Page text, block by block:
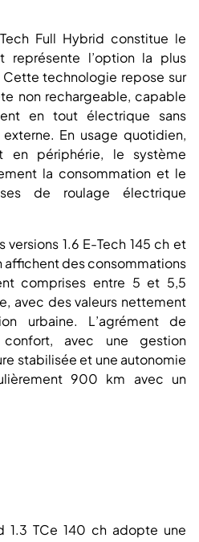
Full Hybrid constitue le
l’option la plus
technologie repose sur
non rechargeable, capable
en tout électrique sans
En usage quotidien,
en périphérie, le système
la consommation et le
de roulage électrique
versions 1.6 E-Tech 145 ch et
affichent des consommations
comprises entre 5 et 5,5
avec des valeurs nettement
urbaine. L’agrément de
avec une gestion
stabilisée et une autonomie
900 km avec un
1.3 TCe 140 ch adopte une